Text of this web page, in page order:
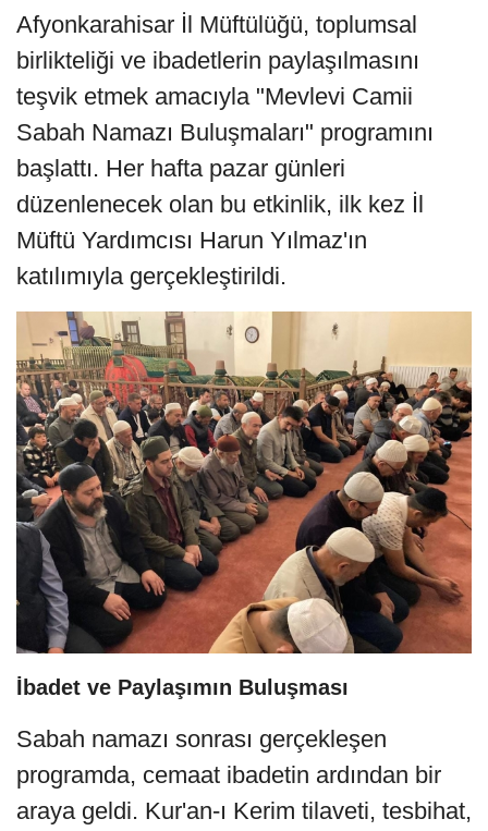
Afyonkarahisar İl Müftülüğü, toplumsal
birlikteliği ve ibadetlerin paylaşılmasını
teşvik etmek amacıyla "Mevlevi Camii
Sabah Namazı Buluşmaları" programını
başlattı. Her hafta pazar günleri
düzenlenecek olan bu etkinlik, ilk kez İl
Müftü Yardımcısı Harun Yılmaz'ın
katılımıyla gerçekleştirildi.
İbadet ve Paylaşımın Buluşması
Sabah namazı sonrası gerçekleşen
programda, cemaat ibadetin ardından bir
araya geldi. Kur'an-ı Kerim tilaveti, tesbihat,